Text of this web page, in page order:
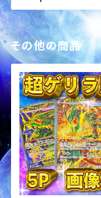
その他の商品